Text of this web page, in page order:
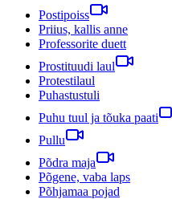
Postipoiss
Priius, kallis anne
Professorite duett
Prostituudi laul
Protestilaul
Puhastustuli
Puhu tuul ja tõuka paati
Pullu
Põdra maja
Põgene, vaba laps
Põhjamaa pojad